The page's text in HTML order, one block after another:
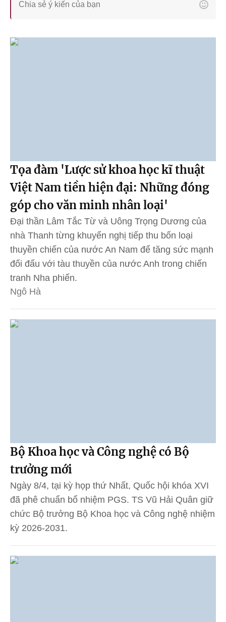
Tọa đàm 'Lược sử khoa học kĩ thuật
Việt Nam tiền hiện đại: Những đóng
góp cho văn minh nhân loại'
Đại thần Lâm Tắc Từ và Uông Trọng Dương của
nhà Thanh từng khuyến nghị tiếp thu bốn loại
thuyền chiến của nước An Nam để tăng sức mạnh
đối đấu với tàu thuyền của nước Anh trong chiến
tranh Nha phiến.
Ngô Hà
Bộ Khoa học và Công nghệ có Bộ
trưởng mới
Ngày 8/4, tại kỳ họp thứ Nhất, Quốc hội khóa XVI
đã phê chuẩn bổ nhiệm PGS. TS Vũ Hải Quân giữ
chức Bộ trưởng Bộ Khoa học và Công nghệ nhiệm
kỳ 2026-2031.